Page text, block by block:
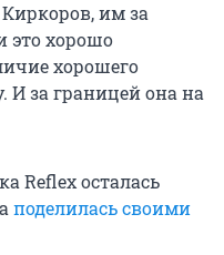
им за
это хорошо
хорошего
И за границей она на
Reflex осталась
поделилась своими